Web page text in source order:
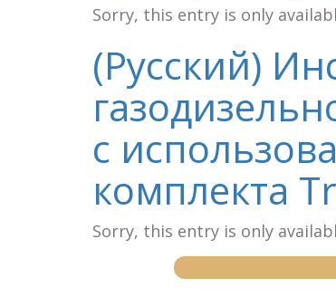
Sorry, this entry is only
(Русский)
с
комплекта
Sorry, this entry is only